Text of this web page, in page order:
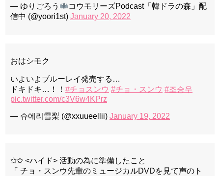
— ゆりごろう
コウモリーズPodcast「韓ドラの森」配
信中 (@yoori1st) January 20, 2022
おはシモク
いよいよブルーレイ発売する…
ドキドキ…！！ #チョスンウ #チョ・スンウ #조승우
pic.twitter.com/c3V6w4KPrz
— 슈에리雪梨 (@xxuueellii) January 19, 2022
✩✩ <ハイド> 活動の為に準備したこと
「 チョ・スンウ先輩のミュージカルDVDを見て声のト